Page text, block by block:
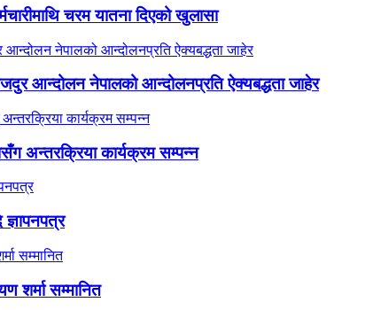
चरम यातना दिएको खुलासा
आन्दोलन नेपालको आन्दोलनप्रति ऐक्यबद्धता जाहेर
अन्तरक्रिया कार्यक्रम सम्पन्न
शर्मा सम्मानित